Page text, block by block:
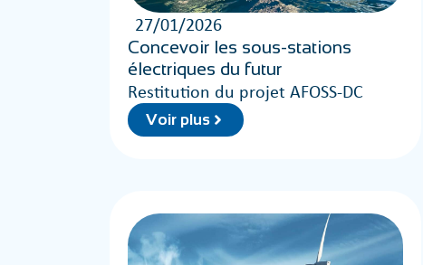
27/01/2026
Concevoir les sous-stations
électriques du futur
Restitution du projet AFOSS-DC
Voir plus